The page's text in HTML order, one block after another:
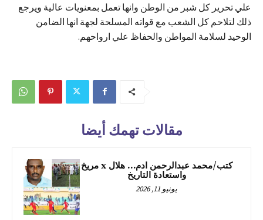
علي تحرير كل شبر من الوطن وانها تعمل بمعنويات عالية ويرجع
ذلك لتلاحم كل الشعب مع قواته المسلحة لجهة انها الضامن
الوحيد لسلامة المواطن والحفاظ علي ارواحهم.
مقالات تهمك أيضا
كتب/محمد عبدالرحمن ادم… هلال x مريخ
واستعادة التاريخ
يونيو 11, 2026